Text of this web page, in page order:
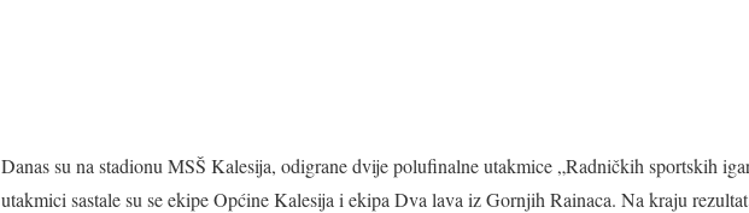
Danas su na stadionu MSŠ Kalesija, odigrane dvije polufinalne utakmice „Radničkih sportskih
utakmici sastale su se ekipe Općine Kalesija i ekipa Dva lava iz Gornjih Rainaca. Na kraju